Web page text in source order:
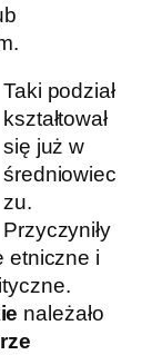
Taki podział
kształtował
się już w
średniowiec
zu.
Przyczyniły
etniczne i
należało